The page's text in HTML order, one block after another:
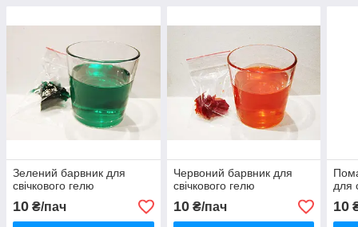
Зелений барвник для
свічкового гелю
10 ₴/пач
Червоний барвник для
свічкового гелю
10₴/пач
для
10